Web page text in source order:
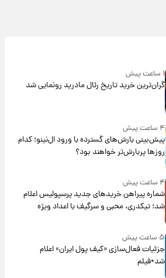
۱ ساعت پیش
گران‌ترین خرید تاریخ رئال مادرید رونمایی شد
۴ ساعت پیش
پیش‌بینی بارش‌های گسترده با ورود ال‌نینو؛ کدام
روزها پربارش‌تر خواهند بود؟
۴ ساعت پیش
شماره پیراهن خریدهای جدید پرسپولیس اعلام
شد؛ تیکدری، محبی و سرگیف با اعداد ویژه
۵ ساعت پیش
جزئیات فعال‌سازی «کیف پول ایران» اعلام
شد+فیلم